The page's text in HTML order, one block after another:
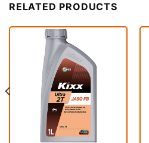
RELATED PRODUCTS